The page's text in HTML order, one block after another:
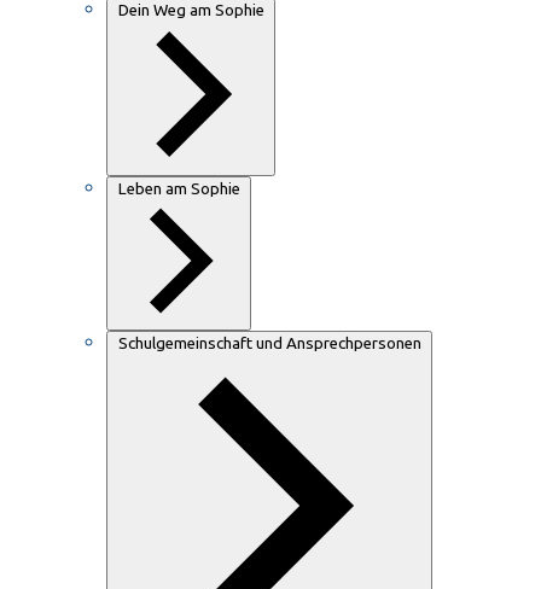
Dein Weg am Sophie
Leben am Sophie
Schulgemeinschaft und Ansprechpersonen